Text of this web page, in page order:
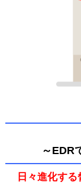
～EDR
日々進化す